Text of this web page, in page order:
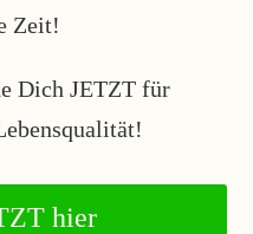
Zeit!
Dich JETZT für
hier